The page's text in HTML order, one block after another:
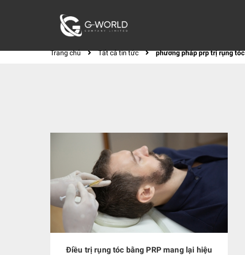
Trang chủ Tất cả tin tức phương pháp prp trị rụng tóc
Điều trị rụng tóc bằng PRP mang lại hiệu